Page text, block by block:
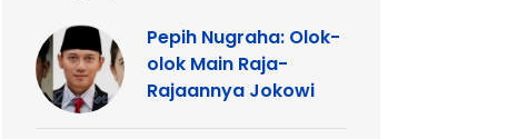
Pepih Nugraha: Olok-
olok Main Raja-
Rajaannya Jokowi